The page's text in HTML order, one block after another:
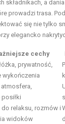
składnikach, a
prowadzi trasa.
się nie tylko
elegancko
cechy
prywatność,
wykończenia
do relaksu, rozmów i
widoków